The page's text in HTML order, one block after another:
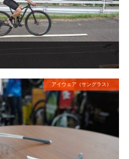
アイウェア（サングラス）